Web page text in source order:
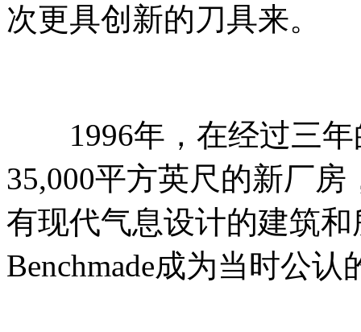
次更具创新的刀具来。
1996年，在经过三年
35,000平方英尺的新厂
有现代气息设计的建筑
Benchmade成为当时公